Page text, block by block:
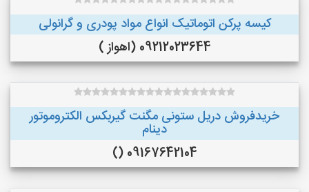
کیسه پرکن اتوماتیک انواع مواد پودری و گرانولی
09212023644 (اهواز )
خریدفروش دریل ستونی مگنت گیربکس الکتروموتور
دینام
09167642104 ()